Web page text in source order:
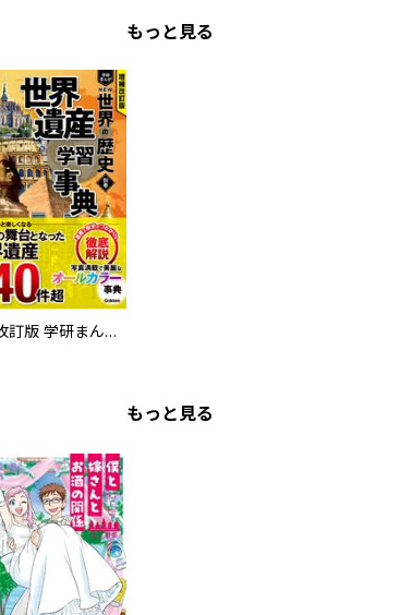
もっと見る
増補改訂版 学研まんが NEW世界の歴史 別巻 世界遺産学習事典
もっと見る